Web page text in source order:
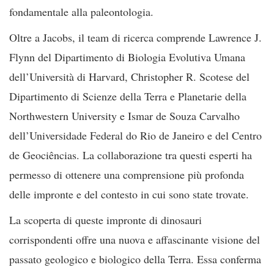
fondamentale alla paleontologia.
Oltre a Jacobs, il team di ricerca comprende Lawrence J.
Flynn del Dipartimento di Biologia Evolutiva Umana
dell’Università di Harvard, Christopher R. Scotese del
Dipartimento di Scienze della Terra e Planetarie della
Northwestern University e Ismar de Souza Carvalho
dell’Universidade Federal do Rio de Janeiro e del Centro
de Geociências. La collaborazione tra questi esperti ha
permesso di ottenere una comprensione più profonda
delle impronte e del contesto in cui sono state trovate.
La scoperta di queste impronte di dinosauri
corrispondenti offre una nuova e affascinante visione del
passato geologico e biologico della Terra. Essa conferma